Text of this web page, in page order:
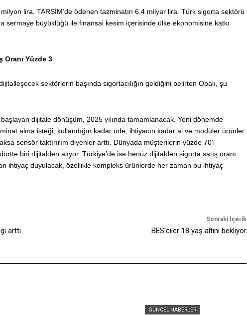
lira, TARSİM’de ödenen tazminatın 6,4 milyar lira. Türk sigorta sektörü
sermaye büyüklüğü ile finansal kesim içerisinde ülke ekonomisine katkı
Oranı Yüzde 3
sektörlerin başında sigortacılığın geldiğini belirten Obalı, şu
başlayan dijitale dönüşüm, 2025 yılında tamamlanacak. Yeni dönemde
alma isteği; kullandığın kadar öde, ihtiyacın kadar al ve modüler ürünler
sensör taktırırım diyenler arttı. Dünyada müşterilerin yüzde 70’i
biri dijitalden alıyor. Türkiye’de ise henüz dijitalden sigorta satış oranı
ihtiyaç duyulacak, özellikle kompleks ürünlerde her zaman bu ihtiyaç
arttı
Sonraki İçerik
BES’ciler 18 yaş altını bekliyor
GÜNCEL HABERLER